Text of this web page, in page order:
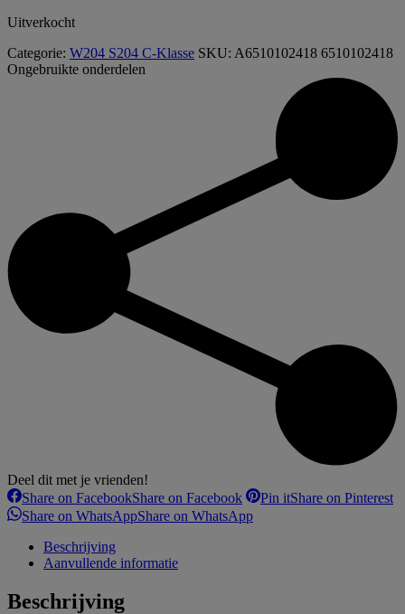
Uitverkocht
Categorie: W204 S204 C-Klasse SKU: A6510102418 6510102418
Ongebruikte onderdelen
Deel dit met je vrienden!
Share on FacebookShare on Facebook Pin itShare on Pinterest
Share on WhatsAppShare on WhatsApp
Beschrijving
Aanvullende informatie
Beschrijving